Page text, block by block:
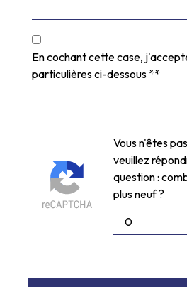
En cochant cette case,
particulières ci-dessous **
Vous n'êtes
veuillez
question :
plus neuf ?